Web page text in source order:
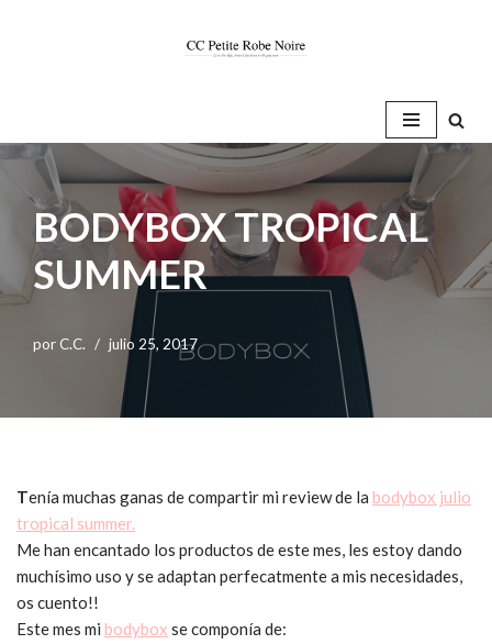
BODYBOX TROPICAL
SUMMER
porC.C. julio 25, 2017
Tenía muchas ganas de compartir mi review de la bodybox julio
tropical summer.
Me han encantado los productos de este mes, les estoy dando
muchísimo uso y se adaptan perfecatmente a mis necesidades,
os cuento!!
Este mes mi bodybox se componía de: